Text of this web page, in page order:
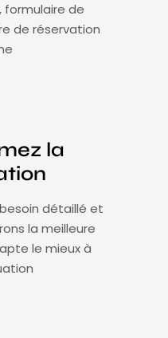
formulaire de
de réservation
la
détaillé et
la meilleure
le mieux à